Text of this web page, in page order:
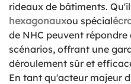
rideaux de bâtiments.
hexagonauxou spécial
de NHC peuvent
scénarios, offrant une
déroulement sûr et
En tant qu'acteur majeur